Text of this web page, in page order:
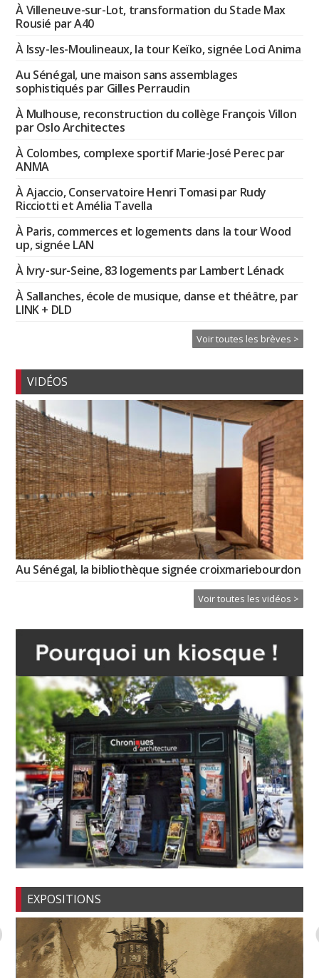
À Villeneuve-sur-Lot, transformation du Stade Max
Rousié par A40
À Issy-les-Moulineaux, la tour Keïko, signée Loci Anima
Au Sénégal, une maison sans assemblages
sophistiqués par Gilles Perraudin
À Mulhouse, reconstruction du collège François Villon
par Oslo Architectes
À Colombes, complexe sportif Marie-José Perec par
ANMA
À Ajaccio, Conservatoire Henri Tomasi par Rudy
Ricciotti et Amélia Tavella
À Paris, commerces et logements dans la tour Wood
up, signée LAN
À Ivry-sur-Seine, 83 logements par Lambert Lénack
À Sallanches, école de musique, danse et théâtre, par
LINK + DLD
Voir toutes les brèves >
VIDÉOS
Au Sénégal, la bibliothèque signée croixmariebourdon
Voir toutes les vidéos >
EXPOSITIONS